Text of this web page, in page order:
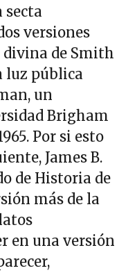
secta
versiones
de Smith
luz pública
un
Brigham
Por si esto
James B.
de Historia de
más de la
en una versión